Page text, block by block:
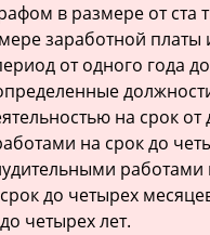
в размере от ста
заработной платы
от одного года
на срок от
на срок до
работами
до четырех
четырех лет.